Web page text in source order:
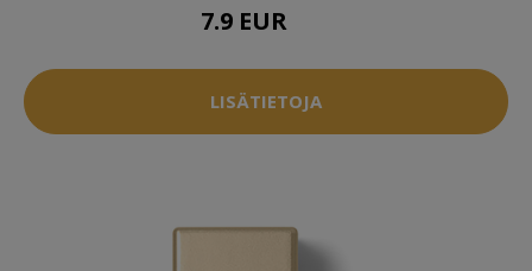
7.9 EUR
LISÄTIETOJA